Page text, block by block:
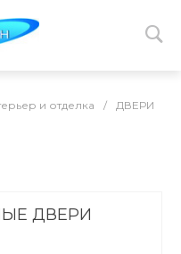
и отделка / ДВЕРИ
ДВЕРИ